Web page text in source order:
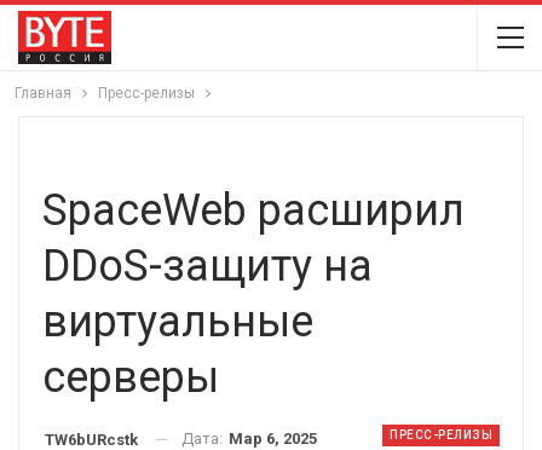
Главная Пресс-релизы
SpaceWeb расширил
DDoS-защиту на
виртуальные
серверы
ПРЕСС-РЕЛИЗЫ
TW6bURcstk Дата: Мар 6, 2025